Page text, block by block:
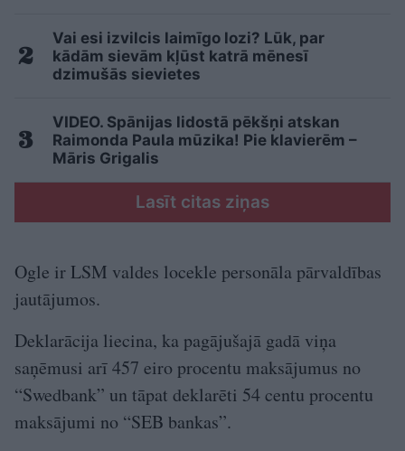
Vai esi izvilcis laimīgo lozi? Lūk, par
kādām sievām kļūst katrā mēnesī
dzimušās sievietes
VIDEO. Spānijas lidostā pēkšņi atskan
Raimonda Paula mūzika! Pie klavierēm –
Māris Grigalis
Lasīt citas ziņas
Ogle ir LSM valdes locekle personāla pārvaldības
jautājumos.
Deklarācija liecina, ka pagājušajā gadā viņa
saņēmusi arī 457 eiro procentu maksājumus no
“Swedbank” un tāpat deklarēti 54 centu procentu
maksājumi no “SEB bankas”.